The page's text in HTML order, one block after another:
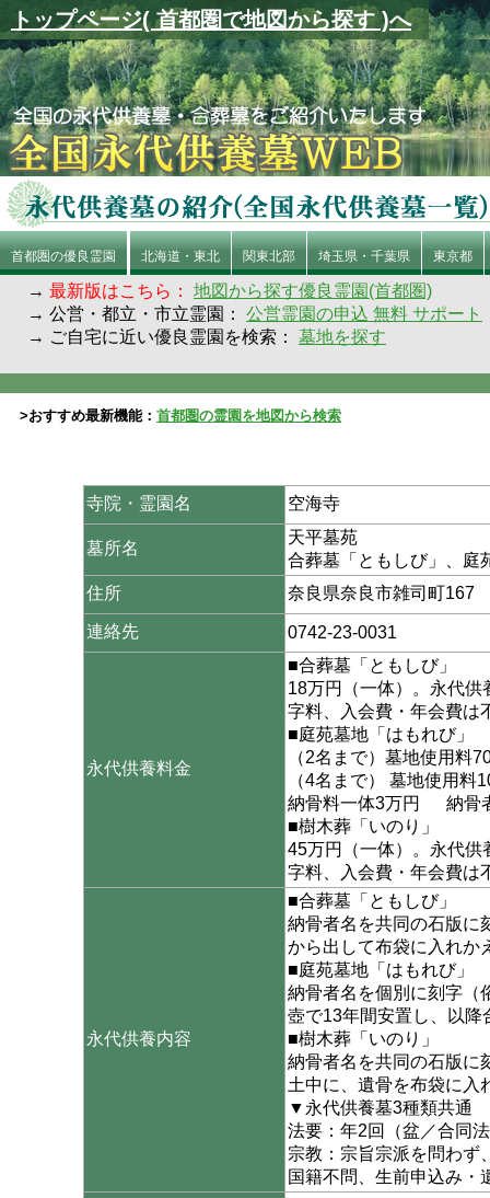
トップページ( 首都圏で地図から探す )へ
首都圏の優良霊園 北海道・東北 関東北部 埼玉県・千葉県 東京都
→ 最新版はこちら：
地図から探す優良霊園(首都圏)
→ 公営・都立・市立霊園： 公営霊園の申込 無料 サポート
→ ご自宅に近い優良霊園を検索： 墓地を探す
>おすすめ最新機能： 首都圏の霊園を地図から検索
寺院・霊園名 空海寺
墓所名
天平墓苑
合葬墓「ともしび」、庭
住所
奈良県奈良市雑司町167
連絡先 0742-23-0031
永代供養料金
■合葬墓「ともしび」
18万円（一体）。永代
字料、入会費・年会費は
■庭苑墓地「はもれび」
（2名まで）墓地使用
（4名まで） 墓地使用
納骨料一体3万円 納骨
■樹木葬「いのり」
45万円（一体）。永代供
字料、入会費・年会費は
永代供養内容
■合葬墓「ともしび」
納骨者名を共同の石版に
から出して布袋に入れか
■庭苑墓地「はもれび」
納骨者名を個別に刻字（
壺で13年間安置し、以降
■樹木葬「いのり」
納骨者名を共同の石版に
土中に、遺骨を布袋に入
▼永代供養墓3種類共通
法要：年2回（盆／合同
宗教：宗旨宗派を問わず
国籍不問、生前申込み・